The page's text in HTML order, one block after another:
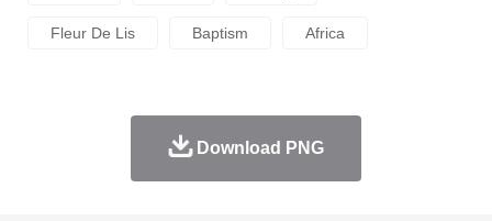
Fleur De Lis Baptism Africa
Download PNG